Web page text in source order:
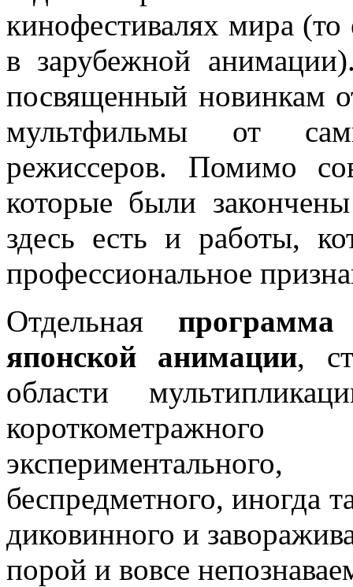
кинофестивалях мира
в зарубежной
посвященный новинкам
мультфильмы от
режиссеров. Помимо
которые были
здесь есть и работы,
профессиональное
Отдельная
японской анимации,
области
беспредметного, иногда
диковинного и
порой и вовсе